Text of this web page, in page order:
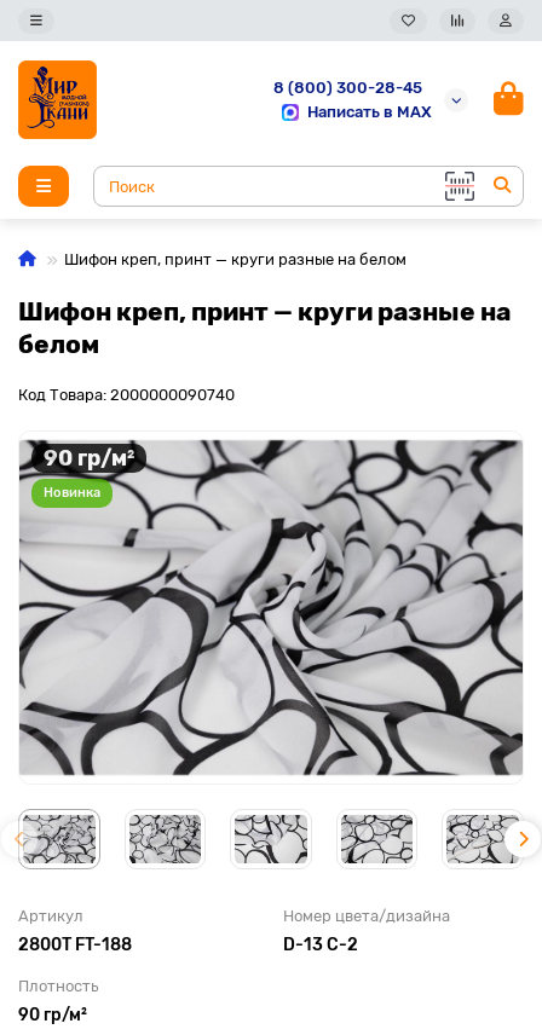
8 (800) 300-28-45
Написать в MAX
Шифон креп, принт — круги разные на белом
Шифон креп, принт — круги разные на
белом
Код Товара: 2000000090740
90 гр/м²
Новинка
Артикул
2800T FT-188
Номер цвета/дизайна
D-13 C-2
Плотность
90 гр/м²